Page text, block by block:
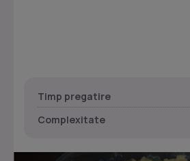
Timp pregatire
Complexitate